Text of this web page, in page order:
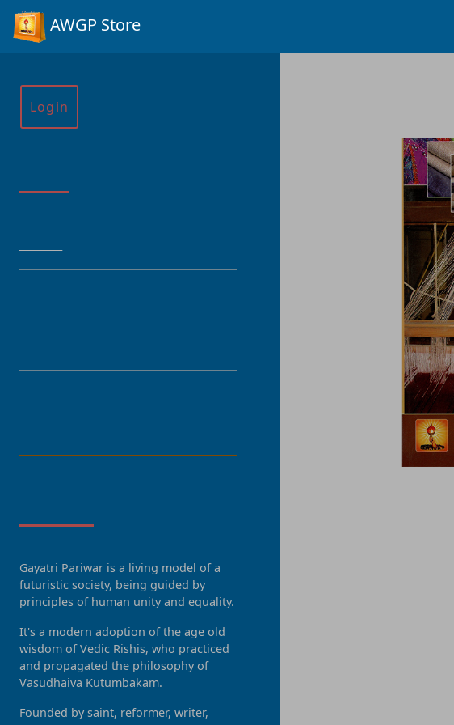
AWGP Store
Login
Gayatri Pariwar is a living model of a
futuristic society, being guided by
principles of human unity and equality.
It's a modern adoption of the age old
wisdom of Vedic Rishis, who practiced
and propagated the philosophy of
Vasudhaiva Kutumbakam.
Founded by saint, reformer, writer,